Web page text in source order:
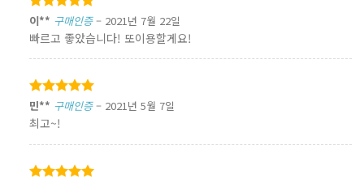
5 중에서
5로 평가됨
이** 구매인증 – 2021년 7월 22일
빠르고 좋았습니다! 또이용할게요!
5 중에서
5로 평가됨
민** 구매인증 – 2021년 5월 7일
최고~!